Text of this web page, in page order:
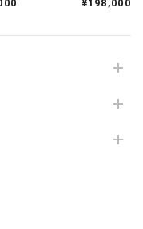
雛人形｜ひな人形｜初節句｜コンパクト｜おしゃれ｜モダン｜インテリア｜プレミアム｜こだわり｜おすすめ｜組み木デザイナー｜小黒三郎｜組み木｜木製ひな人形 KH422 つぼみびな三段飾り（普通垂幕/黄）
り切れの中、在庫
際に届いてみて想像
品で、台座のベージ
レミアム｜こだわり
《商品名》兜飾り
鍬 総金具【商品コ
KAI10560 10号純金
¥198,000